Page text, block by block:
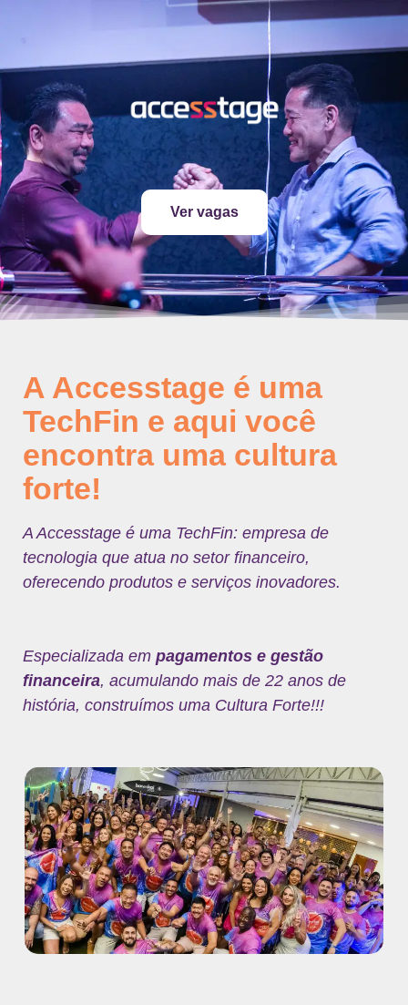
Ver vagas
A Accesstage é uma
TechFin e aqui você
encontra uma cultura
forte!
A Accesstage é uma TechFin: empresa de
tecnologia que atua no setor financeiro,
oferecendo produtos e serviços inovadores.
Especializada em pagamentos e gestão
financeira, acumulando mais de 22 anos de
história, construímos uma Cultura Forte!!!